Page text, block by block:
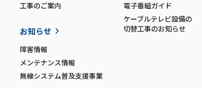
工事のご案内
お知らせ
障害情報
メンテナンス情報
無線システム普及支援事業
電子番組ガイド
ケーブルテレビ設備の
切替工事のお知らせ